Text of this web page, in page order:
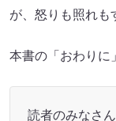
が、怒りも照れも
本書の「おわりに
読者のみなさ